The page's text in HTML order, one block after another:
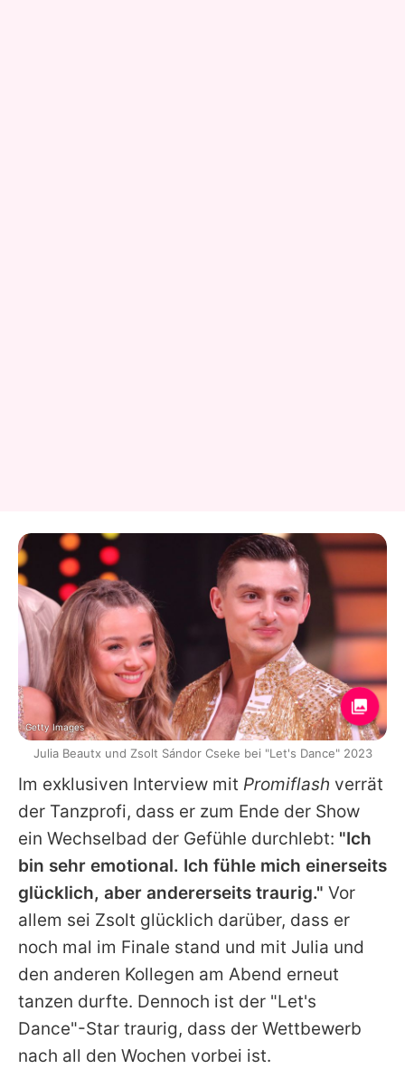
Im exklusiven Interview mit Promiflash verrät
der Tanzprofi, dass er zum Ende der Show
ein Wechselbad der Gefühle durchlebt: "Ich
bin sehr emotional. Ich fühle mich einerseits
glücklich, aber andererseits traurig." Vor
allem sei Zsolt glücklich darüber, dass er
noch mal im Finale stand und mit Julia und
den anderen Kollegen am Abend erneut
tanzen durfte. Dennoch ist der "Let's
Dance"-Star traurig, dass der Wettbewerb
nach all den Wochen vorbei ist.
Getty Images
Julia Beautx und Zsolt Sándor Cseke bei "Let's Dance" 2023